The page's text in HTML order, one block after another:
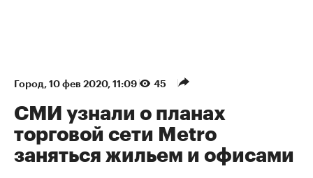
Город⁠, 10 фев 2020, 11:09 45
СМИ узнали о планах
торговой сети Metro
заняться жильем и офисами